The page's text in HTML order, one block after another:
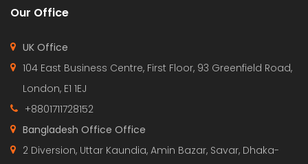
Our Office
UK Office
104 East Business Centre, First Floor, 93 Greenfield Road,
London, E1 1EJ
+8801711728152
Bangladesh Office Office
2 Diversion, Uttar Kaundia, Amin Bazar, Savar, Dhaka-